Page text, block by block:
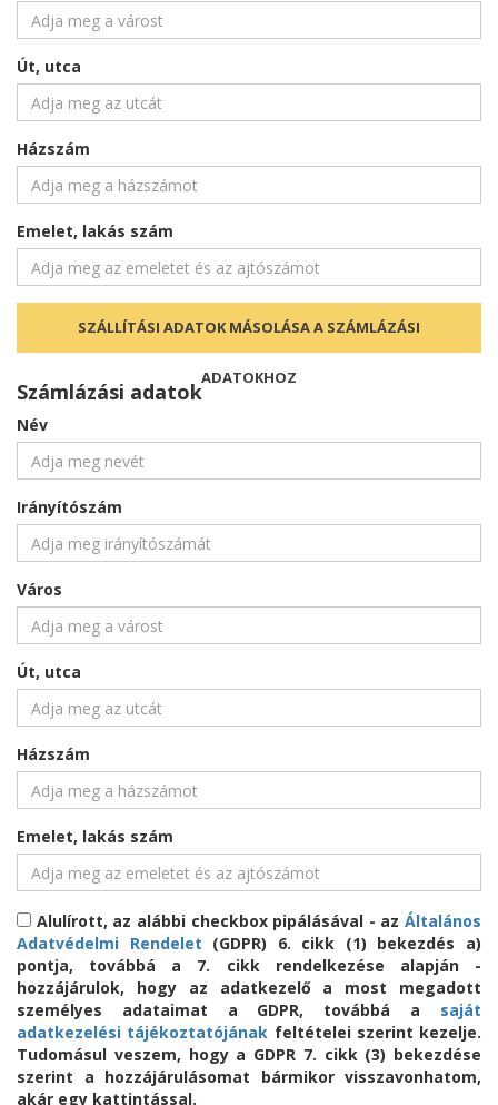
Út, utca
Házszám
Emelet, lakás szám
SZÁLLÍTÁSI ADATOK MÁSOLÁSA A SZÁMLÁZÁSI
ADATOKHOZ
Számlázási adatok
Név
Irányítószám
Város
Út, utca
Házszám
Emelet, lakás szám
Alulírott, az alábbi checkbox pipálásával - az Általános
Adatvédelmi Rendelet (GDPR) 6. cikk (1) bekezdés a)
pontja, továbbá a 7. cikk rendelkezése alapján -
hozzájárulok, hogy az adatkezelő a most megadott
személyes adataimat a GDPR, továbbá a saját
adatkezelési tájékoztatójának feltételei szerint kezelje.
Tudomásul veszem, hogy a GDPR 7. cikk (3) bekezdése
szerint a hozzájárulásomat bármikor visszavonhatom,
akár egy kattintással.